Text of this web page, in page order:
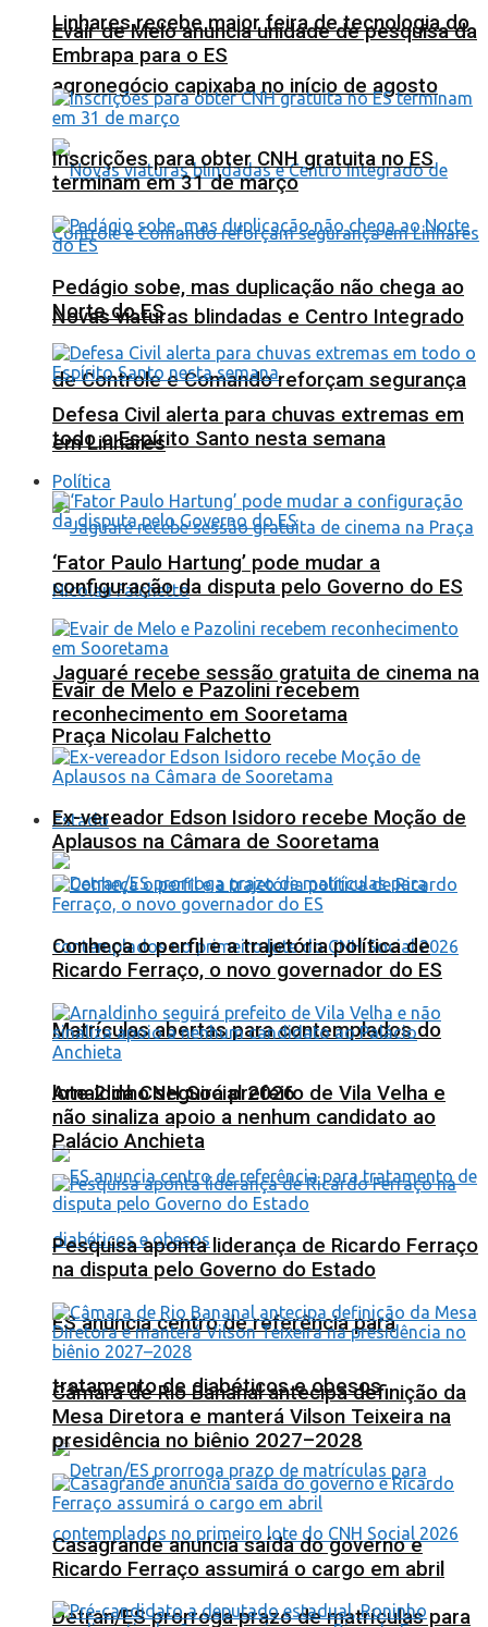
Linhares recebe maior feira de tecnologia do
agronegócio capixaba no início de agosto
Novas viaturas blindadas e Centro Integrado
de Controle e Comando reforçam segurança
em Linhares
Jaguaré recebe sessão gratuita de cinema na
Praça Nicolau Falchetto
Estado
Matrículas abertas para contemplados do
lote 2 da CNH Social 2026
ES anuncia centro de referência para
tratamento de diabéticos e obesos
Detran/ES prorroga prazo de matrículas para
Evair de Melo anuncia unidade de pesquisa da
Embrapa para o ES
Inscrições para obter CNH gratuita no ES
terminam em 31 de março
Pedágio sobe, mas duplicação não chega ao
Norte do ES
Defesa Civil alerta para chuvas extremas em
todo o Espírito Santo nesta semana
Política
‘Fator Paulo Hartung’ pode mudar a
configuração da disputa pelo Governo do ES
Evair de Melo e Pazolini recebem
reconhecimento em Sooretama
Ex-vereador Edson Isidoro recebe Moção de
Aplausos na Câmara de Sooretama
Conheça o perfil e a trajetória política de
Ricardo Ferraço, o novo governador do ES
Arnaldinho seguirá prefeito de Vila Velha e
não sinaliza apoio a nenhum candidato ao
Palácio Anchieta
Pesquisa aponta liderança de Ricardo Ferraço
na disputa pelo Governo do Estado
Câmara de Rio Bananal antecipa definição da
Mesa Diretora e manterá Vilson Teixeira na
presidência no biênio 2027–2028
Casagrande anuncia saída do governo e
Ricardo Ferraço assumirá o cargo em abril